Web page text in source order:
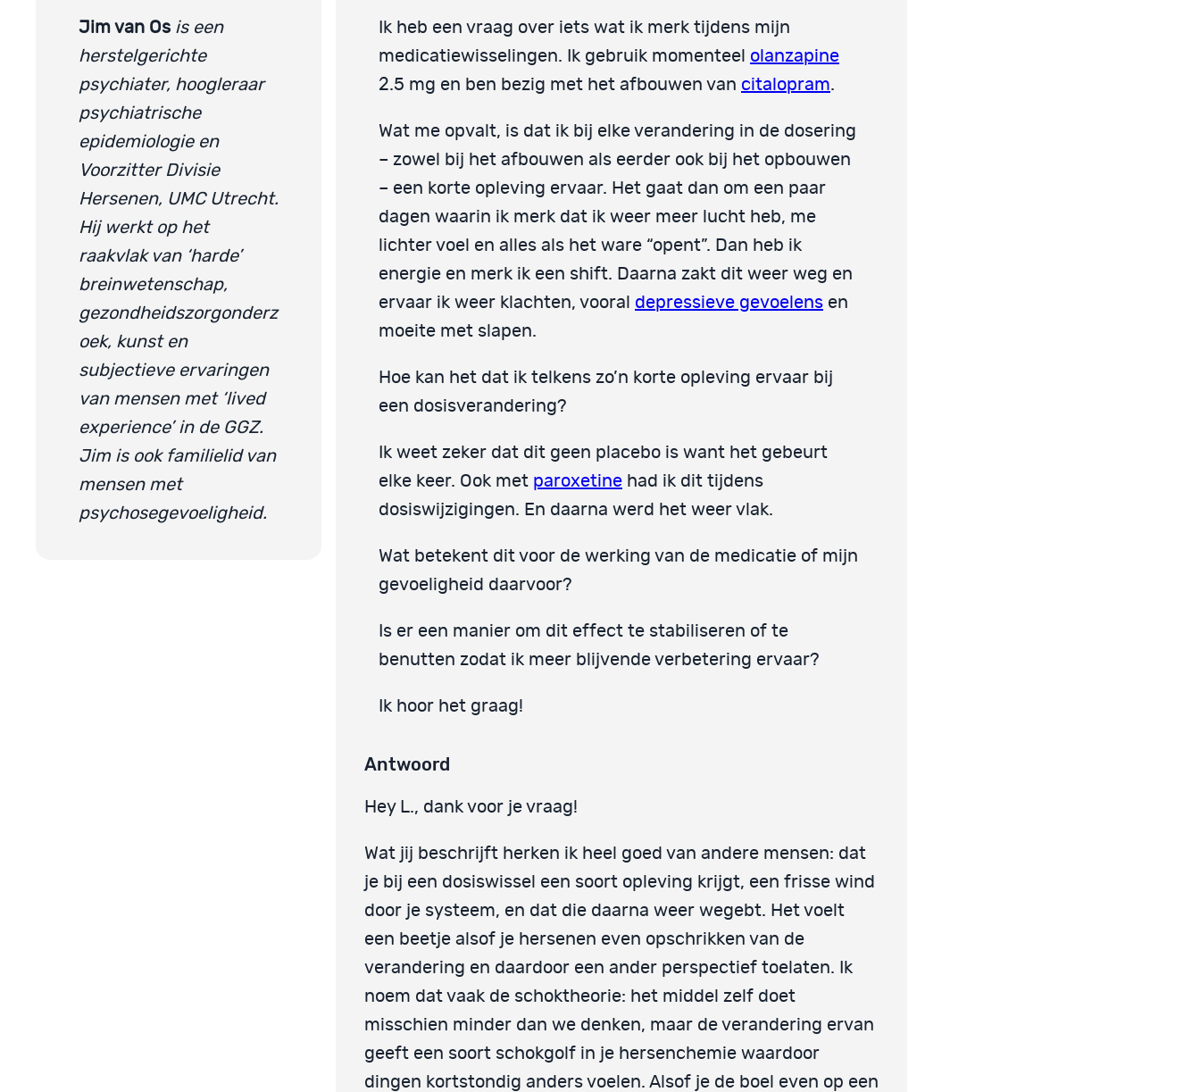
Jim van Os is een
herstelgerichte
psychiater, hoogleraar
psychiatrische
epidemiologie en
Voorzitter Divisie
Hersenen, UMC Utrecht.
Hij werkt op het
raakvlak van ‘harde’
breinwetenschap,
gezondheidszorgonderz
oek, kunst en
subjectieve ervaringen
van mensen met ‘lived
experience’ in de GGZ.
Jim is ook familielid van
mensen met
psychosegevoeligheid.
Ik heb een vraag over iets wat ik merk tijdens mijn
medicatiewisselingen. Ik gebruik momenteel olanzapine
2.5 mg en ben bezig met het afbouwen van citalopram.
Wat me opvalt, is dat ik bij elke verandering in de dosering
– zowel bij het afbouwen als eerder ook bij het opbouwen
– een korte opleving ervaar. Het gaat dan om een paar
dagen waarin ik merk dat ik weer meer lucht heb, me
lichter voel en alles als het ware “opent”. Dan heb ik
energie en merk ik een shift. Daarna zakt dit weer weg en
ervaar ik weer klachten, vooral depressieve gevoelens en
moeite met slapen.
Hoe kan het dat ik telkens zo’n korte opleving ervaar bij
een dosisverandering?
Ik weet zeker dat dit geen placebo is want het gebeurt
elke keer. Ook met paroxetine had ik dit tijdens
dosiswijzigingen. En daarna werd het weer vlak.
Wat betekent dit voor de werking van de medicatie of mijn
gevoeligheid daarvoor?
Is er een manier om dit effect te stabiliseren of te
benutten zodat ik meer blijvende verbetering ervaar?
Ik hoor het graag!
Antwoord
Hey L., dank voor je vraag!
Wat jij beschrijft herken ik heel goed van andere mensen: dat
je bij een dosiswissel een soort opleving krijgt, een frisse wind
door je systeem, en dat die daarna weer wegebt. Het voelt
een beetje alsof je hersenen even opschrikken van de
verandering en daardoor een ander perspectief toelaten. Ik
noem dat vaak de schoktheorie: het middel zelf doet
misschien minder dan we denken, maar de verandering ervan
geeft een soort schokgolf in je hersenchemie waardoor
dingen kortstondig anders voelen. Alsof je de boel even op een